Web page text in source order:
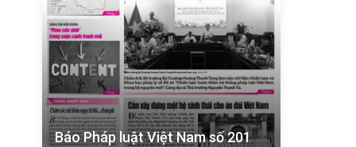
Báo Pháp luật Việt Nam số 201